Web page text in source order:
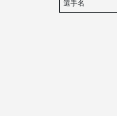
選手名